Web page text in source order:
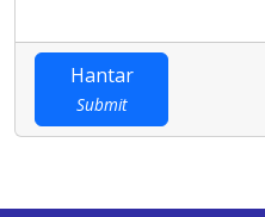
Hantar
Submit